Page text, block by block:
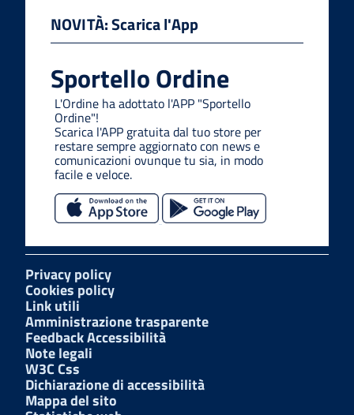
NOVITÀ: Scarica l'App
Sportello Ordine
L'Ordine ha adottato l'APP "Sportello
Ordine"!
Scarica l'APP gratuita dal tuo store per
restare sempre aggiornato con news e
comunicazioni ovunque tu sia, in modo
facile e veloce.
Privacy policy
Cookies policy
Link utili
Amministrazione trasparente
Feedback Accessibilità
Note legali
W3C Css
Dichiarazione di accessibilità
Mappa del sito